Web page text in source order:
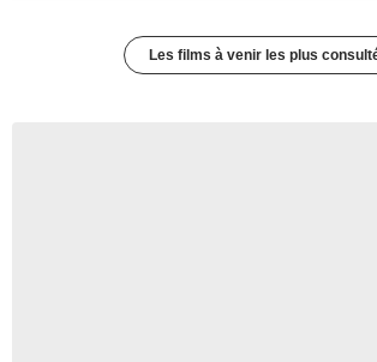
Les films à venir les plus